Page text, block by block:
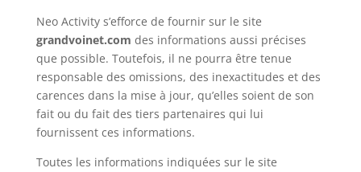
Neo Activity s’efforce de fournir sur le site
grandvoinet.com des informations aussi précises
que possible. Toutefois, il ne pourra être tenue
responsable des omissions, des inexactitudes et des
carences dans la mise à jour, qu’elles soient de son
fait ou du fait des tiers partenaires qui lui
fournissent ces informations.
Toutes les informations indiquées sur le site